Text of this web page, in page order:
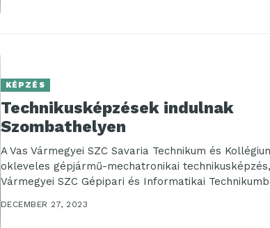
KÉPZÉS
Technikusképzések indulnak
Szombathelyen
A Vas Vármegyei SZC Savaria Technikum és
okleveles gépjármű-mechatronikai
Vármegyei SZC Gépipari és Informatikai
DECEMBER 27, 2023